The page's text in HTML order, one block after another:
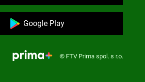
Google Play
© FTV Prima spol. s r.o.